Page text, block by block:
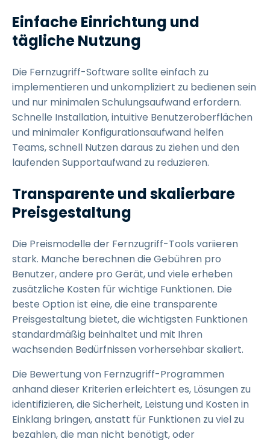
Einfache Einrichtung und
tägliche Nutzung
Die Fernzugriff-Software sollte einfach zu
implementieren und unkompliziert zu bedienen sein
und nur minimalen Schulungsaufwand erfordern.
Schnelle Installation, intuitive Benutzeroberflächen
und minimaler Konfigurationsaufwand helfen
Teams, schnell Nutzen daraus zu ziehen und den
laufenden Supportaufwand zu reduzieren.
Transparente und skalierbare
Preisgestaltung
Die Preismodelle der Fernzugriff-Tools variieren
stark. Manche berechnen die Gebühren pro
Benutzer, andere pro Gerät, und viele erheben
zusätzliche Kosten für wichtige Funktionen. Die
beste Option ist eine, die eine transparente
Preisgestaltung bietet, die wichtigsten Funktionen
standardmäßig beinhaltet und mit Ihren
wachsenden Bedürfnissen vorhersehbar skaliert.
Die Bewertung von Fernzugriff-Programmen
anhand dieser Kriterien erleichtert es, Lösungen zu
identifizieren, die Sicherheit, Leistung und Kosten in
Einklang bringen, anstatt für Funktionen zu viel zu
bezahlen, die man nicht benötigt, oder